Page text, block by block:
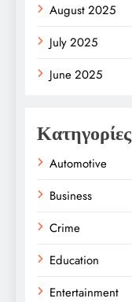
August 2025
July 2025
June 2025
Κατηγορίες
Automotive
Business
Crime
Education
Entertainment